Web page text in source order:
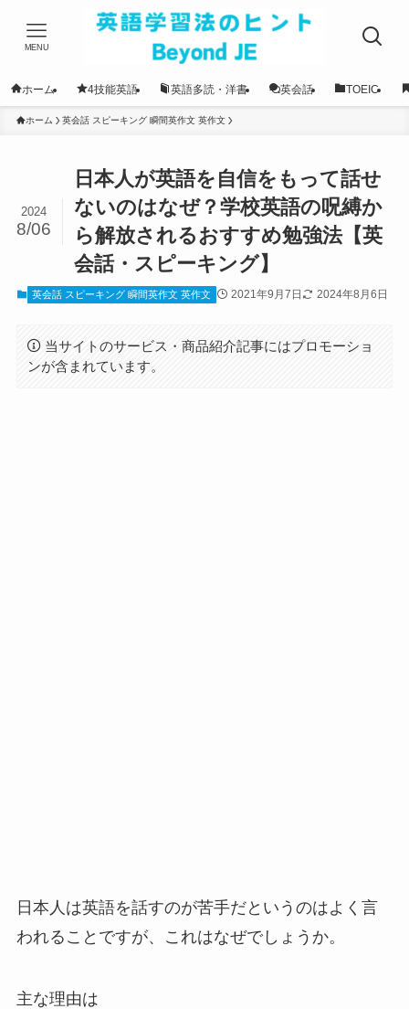
MENU
ホーム 4技能英語 英語多読・洋書 英会話 TOEIC
ホーム 英会話 スピーキング 瞬間英作文 英作文
日本人が英語を自信をもって話せ
ないのはなぜ？学校英語の呪縛か
ら解放されるおすすめ勉強法【英
会話・スピーキング】
2024
8/06
英会話 スピーキング 瞬間英作文 英作文 2021年9月7日 2024年8月6日
当サイトのサービス・商品紹介記事にはプロモーショ
ンが含まれています。
日本人は英語を話すのが苦手だというのはよく言
われることですが、これはなぜでしょうか。
主な理由は